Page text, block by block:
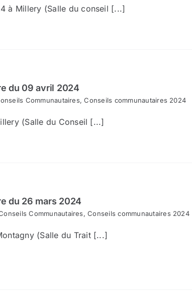
à Millery (Salle du conseil [...]
du 09 avril 2024
Communautaires,Conseils communautaires 2024
(Salle du Conseil [...]
du 26 mars 2024
Communautaires,Conseils communautaires 2024
(Salle du Trait [...]